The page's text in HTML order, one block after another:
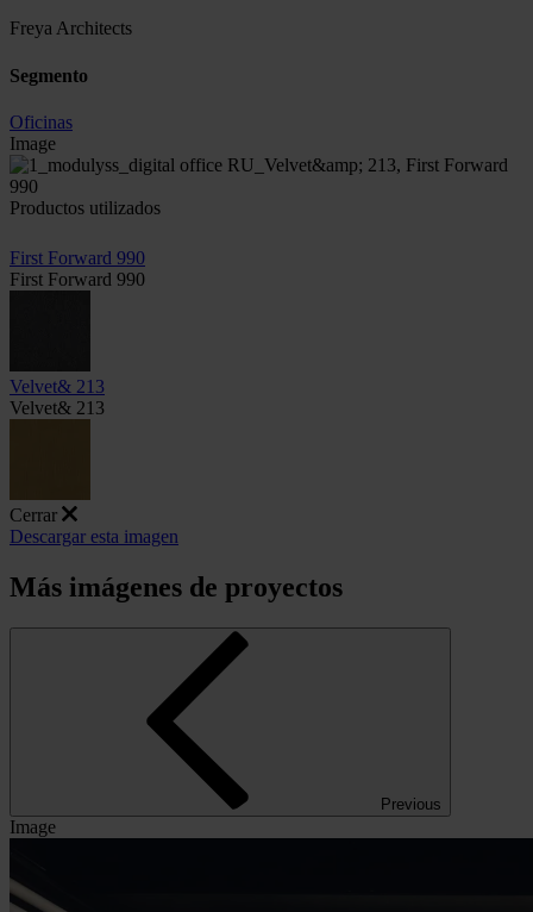
Freya Architects
Segmento
Oficinas
Image
Productos utilizados
First Forward 990
First Forward 990
Velvet& 213
Velvet& 213
Cerrar
Descargar esta imagen
Más imágenes de proyectos
Previous
Image